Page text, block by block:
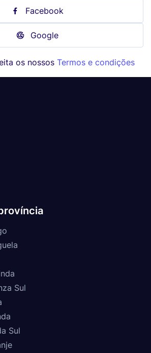
Facebook
Google
os nossos Termos e condições
Sul
Sul